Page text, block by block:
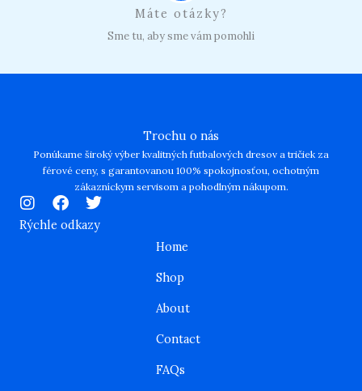
Máte otázky?
Sme tu, aby sme vám pomohli
Trochu o nás
Ponúkame široký výber kvalitných futbalových dresov a tričiek za
férové ceny, s garantovanou 100% spokojnosťou, ochotným
zákazníckym servisom a pohodlným nákupom.
I
n
s
F
a
c
T
w
i
Rýchle odkazy
Home
Shop
About
Contact
FAQs